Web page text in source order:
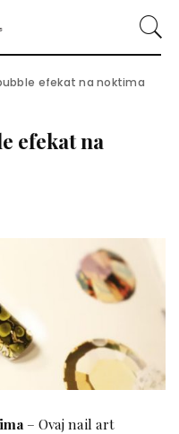
efekat na noktima
efekat na
– Ovaj nail art